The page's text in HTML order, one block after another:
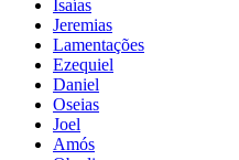
Isaías
Jeremias
Lamentações
Ezequiel
Daniel
Oseias
Joel
Amós